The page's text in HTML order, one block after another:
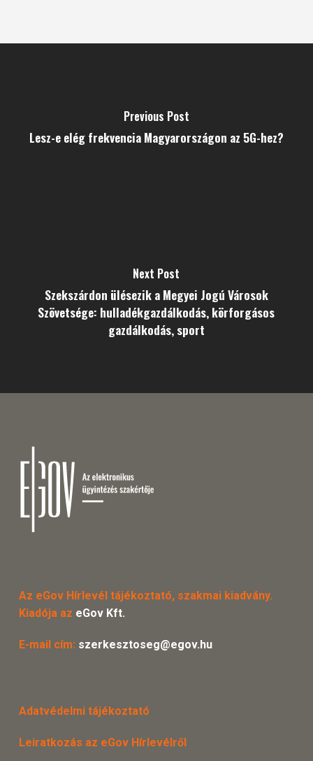
Previous Post
Lesz-e elég frekvencia Magyarországon az 5G-hez?
Next Post
Szekszárdon ülésezik a Megyei Jogú Városok
Szövetsége: hulladékgazdálkodás, körforgásos
gazdálkodás, sport
Az eGov Hírlevél tájékoztató, szakmai kiadvány.
Kiadója az eGov Kft.
E-mail cím: szerkesztoseg@egov.hu
Adatvédelmi tájékoztató
Leiratkozás az eGov Hírlevélről